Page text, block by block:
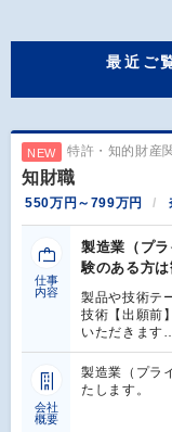
最近ご
NEW 特許・知的財産
知財職
550万円～799万円
仕事
内容
製造業（プ
験のある方は
製品や技術テ
技術【出願前
いただきます
会社
概要
製造業（プラ
たします。